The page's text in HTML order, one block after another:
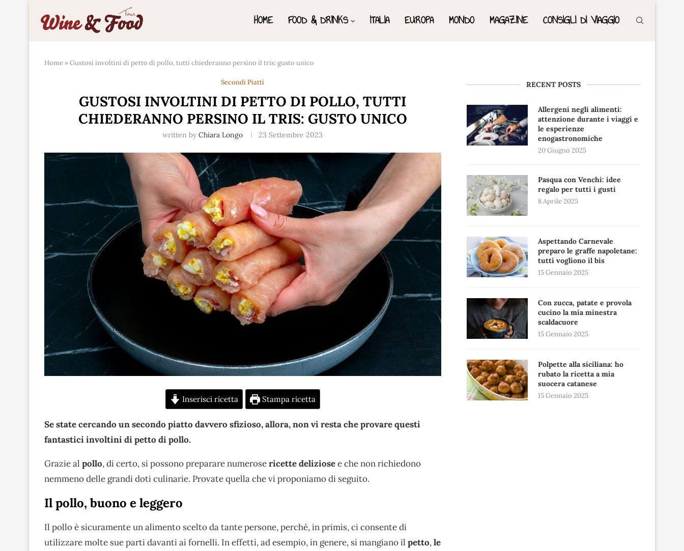
HOME FOOD & DRINKS ITALIA EUROPA MONDO MAGAZINE CONSIGLI DI VIAGGIO
Home »Gustosi involtini di petto di pollo, tutti chiederanno persino il tris: gusto unico
Secondi Piatti
GUSTOSI INVOLTINI DI PETTO DI POLLO, TUTTI
CHIEDERANNO PERSINO IL TRIS: GUSTO UNICO
written byChiara Longo 23 Settembre 2023
Inserisci ricetta Stampa ricetta
Se state cercando un secondo piatto davvero sfizioso, allora, non vi resta che provare questi
fantastici involtini di petto di pollo.
Grazie al pollo, di certo, si possono preparare numerosericette deliziosee che non richiedono
nemmeno delle grandi doti culinarie. Provate quella che vi proponiamo di seguito.
Il pollo, buono e leggero
Il pollo è sicuramente un alimento scelto da tante persone, perché, in primis, ci consente di
utilizzare molte sue parti davanti ai fornelli. In effetti, ad esempio, in genere, si mangiano il petto,le
RECENT POSTS
Allergeni negli alimenti:
attenzione durante i viaggi e
le esperienze
enogastronomiche
20 Giugno 2025
Pasqua con Venchi: idee
regalo per tutti i gusti
8 Aprile 2025
Aspettando Carnevale
preparo le graffe napoletane:
tutti vogliono il bis
15 Gennaio 2025
Con zucca, patate e provola
cucino la mia minestra
scaldacuore
15 Gennaio 2025
Polpette alla siciliana: ho
rubato la ricetta a mia
suocera catanese
15 Gennaio 2025